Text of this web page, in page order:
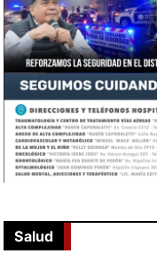
Salud